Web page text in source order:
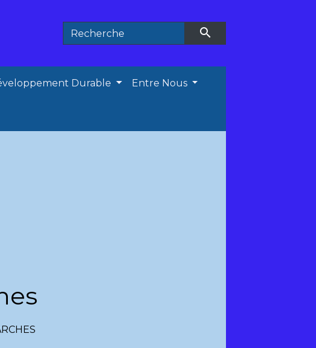
search
Durable Entre Nous